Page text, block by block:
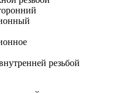
резьбой